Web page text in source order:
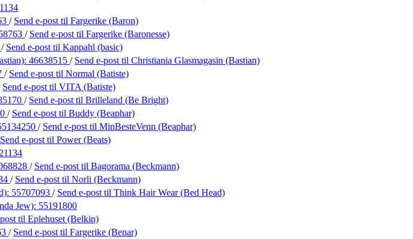
/ Send e-post til Fargerike (Baron)
/ Send e-post til Fargerike (Baronesse)
/ Send e-post til Kappahl (basic)
46638515 / Send e-post til Christiania Glasmagasin (Bastian)
/ Send e-post til Normal (Batiste)
Send e-post til VITA (Batiste)
/ Send e-post til Brilleland (Be Bright)
/ Send e-post til Buddy (Beaphar)
/ Send e-post til MinBesteVenn (Beaphar)
Send e-post til Power (Beats)
/ Send e-post til Bagorama (Beckmann)
/ Send e-post til Norli (Beckmann)
55707093 / Send e-post til Think Hair Wear (Bed Head)
Jew): 55191800
til Eplehuset (Belkin)
/ Send e-post til Fargerike (Benar)